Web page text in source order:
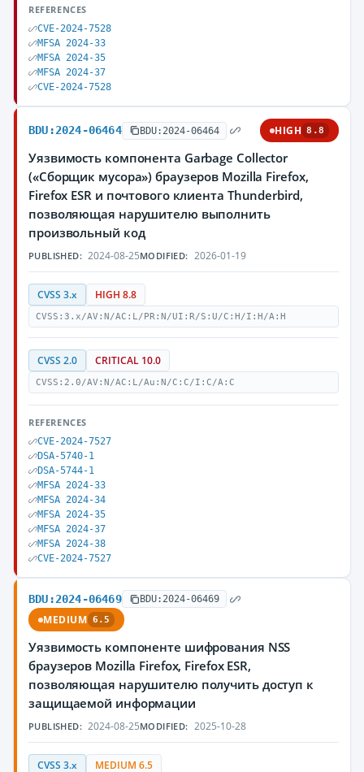
REFERENCES
CVE-2024-7528
MFSA 2024-33
MFSA 2024-35
MFSA 2024-37
CVE-2024-7528
BDU:2024-06464 BDU:2024-06464 HIGH 8.8
Уязвимость компонента Garbage Collector
(«Сборщик мусора») браузеров Mozilla Firefox,
Firefox ESR и почтового клиента Thunderbird,
позволяющая нарушителю выполнить
произвольный код
PUBLISHED: 2024-08-25MODIFIED: 2026-01-19
CVSS 3.x HIGH 8.8
CVSS:3.x/AV:N/AC:L/PR:N/UI:R/S:U/C:H/I:H/A:H
CVSS 2.0 CRITICAL 10.0
CVSS:2.0/AV:N/AC:L/Au:N/C:C/I:C/A:C
REFERENCES
CVE-2024-7527
DSA-5740-1
DSA-5744-1
MFSA 2024-33
MFSA 2024-34
MFSA 2024-35
MFSA 2024-37
MFSA 2024-38
CVE-2024-7527
BDU:2024-06469 BDU:2024-06469
MEDIUM 6.5
Уязвимость компоненте шифрования NSS
браузеров Mozilla Firefox, Firefox ESR,
позволяющая нарушителю получить доступ к
защищаемой информации
PUBLISHED: 2024-08-25MODIFIED: 2025-10-28
CVSS 3.x MEDIUM 6.5